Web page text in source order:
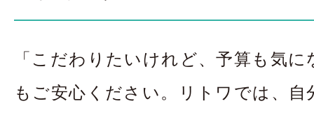
「こだわりたいけれど、予算も気
もご安心ください。リトワでは、